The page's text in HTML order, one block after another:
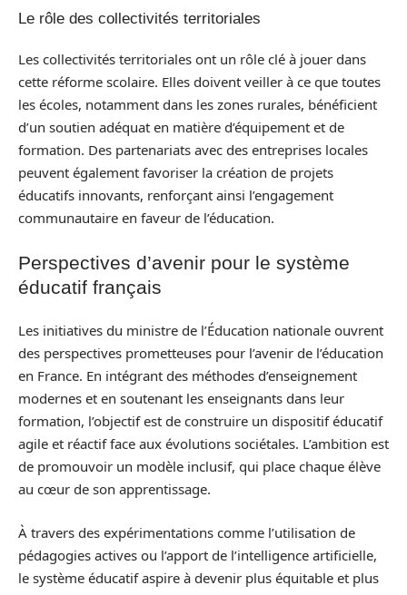
Le rôle des collectivités territoriales
Les collectivités territoriales ont un rôle clé à jouer dans
cette réforme scolaire. Elles doivent veiller à ce que toutes
les écoles, notamment dans les zones rurales, bénéficient
d’un soutien adéquat en matière d’équipement et de
formation. Des partenariats avec des entreprises locales
peuvent également favoriser la création de projets
éducatifs innovants, renforçant ainsi l’engagement
communautaire en faveur de l’éducation.
Perspectives d’avenir pour le système
éducatif français
Les initiatives du ministre de l’Éducation nationale ouvrent
des perspectives prometteuses pour l’avenir de l’éducation
en France. En intégrant des méthodes d’enseignement
modernes et en soutenant les enseignants dans leur
formation, l’objectif est de construire un dispositif éducatif
agile et réactif face aux évolutions sociétales. L’ambition est
de promouvoir un modèle inclusif, qui place chaque élève
au cœur de son apprentissage.
À travers des expérimentations comme l’utilisation de
pédagogies actives ou l’apport de l’intelligence artificielle,
le système éducatif aspire à devenir plus équitable et plus